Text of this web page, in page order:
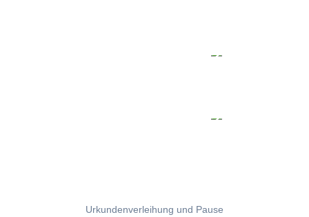
Urkundenverleihung und Pause